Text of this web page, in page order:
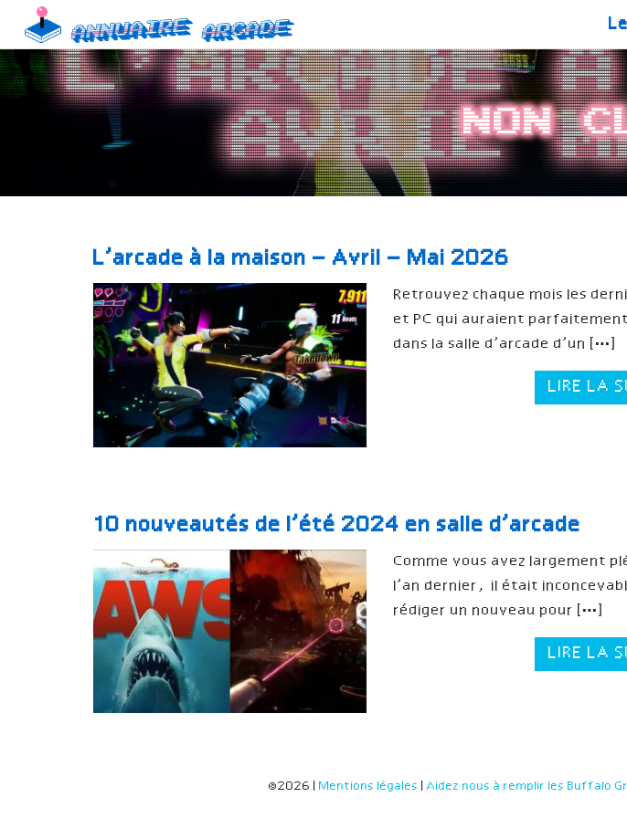
content
Annuaire Arcade
Non
L’arcade à la maison – Avril – Mai 2026
Retrouvez chaque mois les
et PC qui auraient
dans la salle d’arcade d’un […]
LIRE LA
10 nouveautés de l’été 2024 en salle d’arcade
Comme vous avez largement
l’an dernier, il était
rédiger un nouveau pour […]
LIRE LA
©2026 | Mentions légales Aidez nous à remplir les Buffalo